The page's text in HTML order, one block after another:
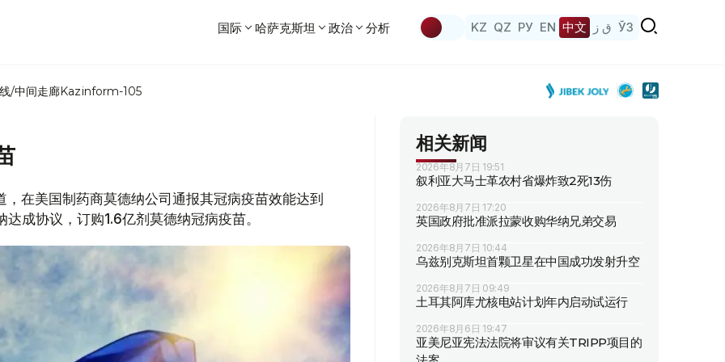
国际 哈萨克斯坦 政治 分析 KZ QZ РУ EN 中文 ق ز ЎЗ
/中间走廊Kazinform-105
在美国制药商莫德纳公司通报其冠病疫苗效能达到
成协议，订购1.6亿剂莫德纳冠病疫苗。
相关新闻
2026年8月7日 19:51
叙利亚大马士革农村省爆炸致2死13伤
2026年8月7日 17:20
英国政府批准派拉蒙收购华纳兄弟交易
2026年8月7日 10:44
乌兹别克斯坦首颗卫星在中国成功发射升空
2026年8月7日 09:49
土耳其阿库尤核电站计划年内启动试运行
2026年8月6日 19:47
亚美尼亚宪法法院将审议有关TRIPP项目的